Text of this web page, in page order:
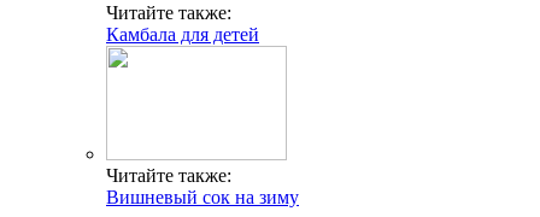
Читайте также:
Камбала для детей
Читайте также:
Вишневый сок на зиму